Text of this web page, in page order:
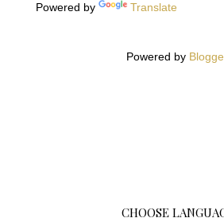
Powered by Translate
Powered by
CHOOSE